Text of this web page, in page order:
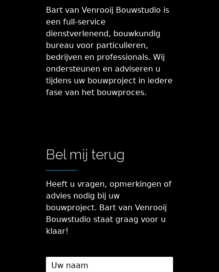
Bart van Venrooij Bouwstudio is
een full-service
dienstverlenend, bouwkundig
bureau voor particulieren,
bedrijven en professionals. Wij
ondersteunen en adviseren u
tijdens uw bouwproject in iedere
fase van het bouwproces.
Bel mij terug
Heeft u vragen, opmerkingen of
advies nodig bij uw
bouwproject. Bart van Venrooij
Bouwstudio staat graag voor u
klaar!